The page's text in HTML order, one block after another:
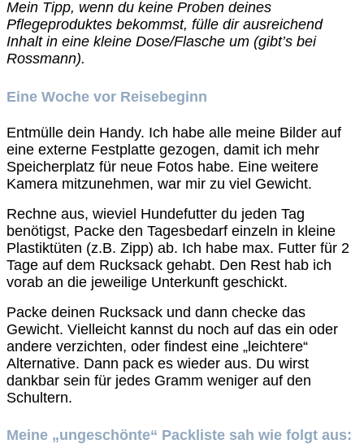
Mein Tipp, wenn du keine Proben deines
Pflegeproduktes bekommst, fülle dir ausreichend
Inhalt in eine kleine Dose/Flasche um (gibt’s bei
Rossmann).
Eine Woche vor Reisebeginn
Entmülle dein Handy. Ich habe alle meine Bilder auf
eine externe Festplatte gezogen, damit ich mehr
Speicherplatz für neue Fotos habe. Eine weitere
Kamera mitzunehmen, war mir zu viel Gewicht.
Rechne aus, wieviel Hundefutter du jeden Tag
benötigst, Packe den Tagesbedarf einzeln in kleine
Plastiktüten (z.B. Zipp) ab. Ich habe max. Futter für 2
Tage auf dem Rucksack gehabt. Den Rest hab ich
vorab an die jeweilige Unterkunft geschickt.
Packe deinen Rucksack und dann checke das
Gewicht. Vielleicht kannst du noch auf das ein oder
andere verzichten, oder findest eine „leichtere“
Alternative. Dann pack es wieder aus. Du wirst
dankbar sein für jedes Gramm weniger auf den
Schultern.
Meine „ungeschönte“ Packliste sah wie folgt aus: